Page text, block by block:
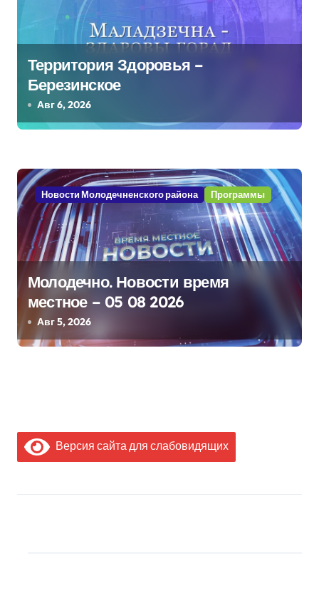
я
м
Территория Здоровья –
Березинское
Авг 6, 2026
Новости Молодечненского района Программы
Молодечно. Новости время
местное – 05 08 2026
Авг 5, 2026
Версия сайта для слабовидящих